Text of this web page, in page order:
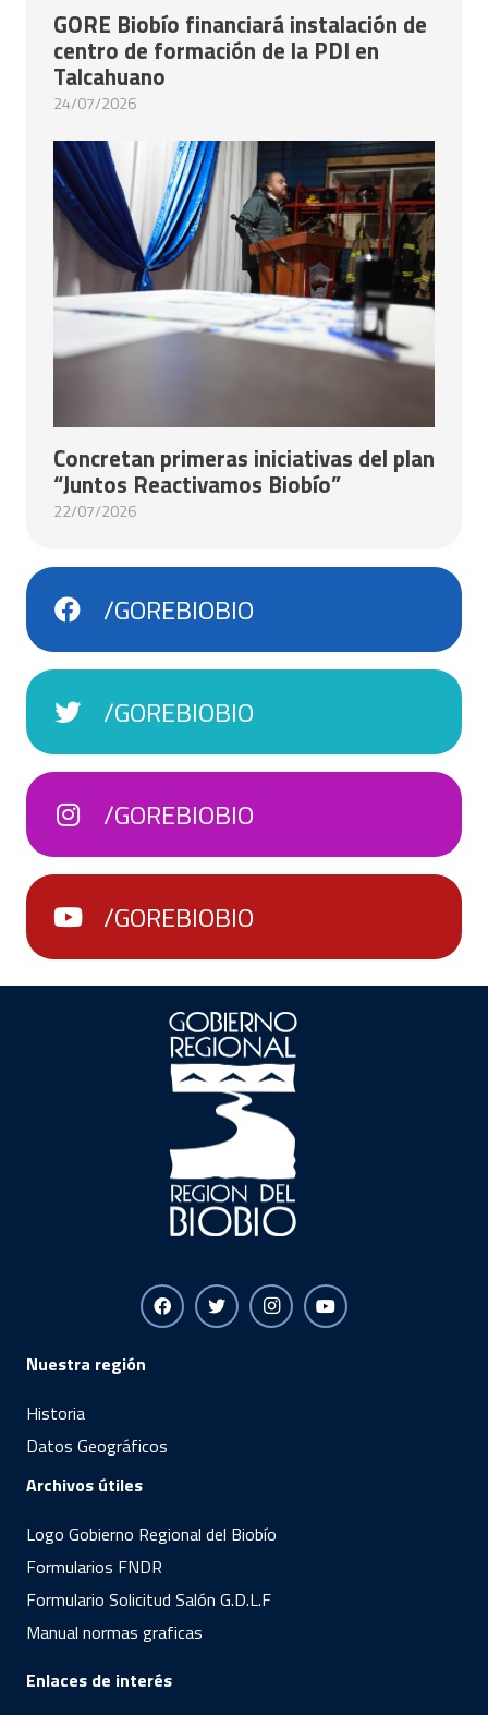
GORE Biobío financiará instalación de
centro de formación de la PDI en
Talcahuano
24/07/2026
Concretan primeras iniciativas del plan
“Juntos Reactivamos Biobío”
22/07/2026
/GOREBIOBIO
/GOREBIOBIO
/GOREBIOBIO
/GOREBIOBIO
Nuestra región
Historia
Datos Geográficos
Archivos útiles
Logo Gobierno Regional del Biobío
Formularios FNDR
Formulario Solicitud Salón G.D.L.F
Manual normas graficas
Enlaces de interés